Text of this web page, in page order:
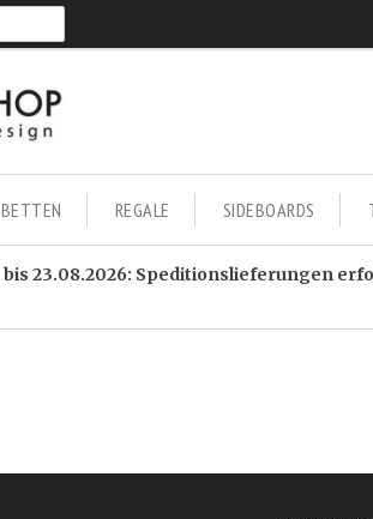
BETTEN REGALE SIDEBOARDS
23.08.2026: Speditionslieferungen